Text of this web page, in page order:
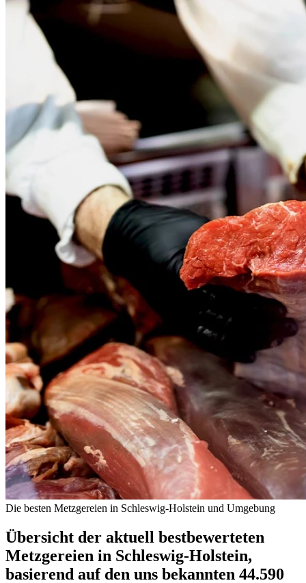
Die besten Metzgereien in Schleswig-Holstein und Umgebung
Übersicht der aktuell bestbewerteten
Metzgereien in Schleswig-Holstein,
basierend auf den uns bekannten 44.590